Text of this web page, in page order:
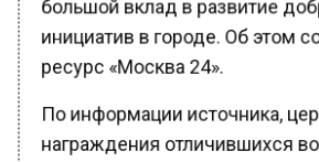
инициатив в городе. Об этом
ресурс «Москва 24».
По информации источника,